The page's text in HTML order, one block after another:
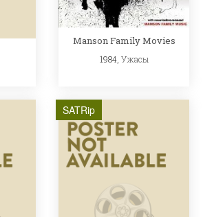
Manson Family Movies
1984, Ужасы
SATRip